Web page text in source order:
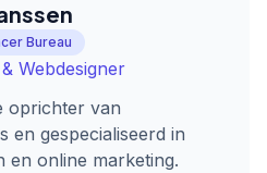
Bureau
Webdesigner
oprichter van
en gespecialiseerd in
en online marketing.